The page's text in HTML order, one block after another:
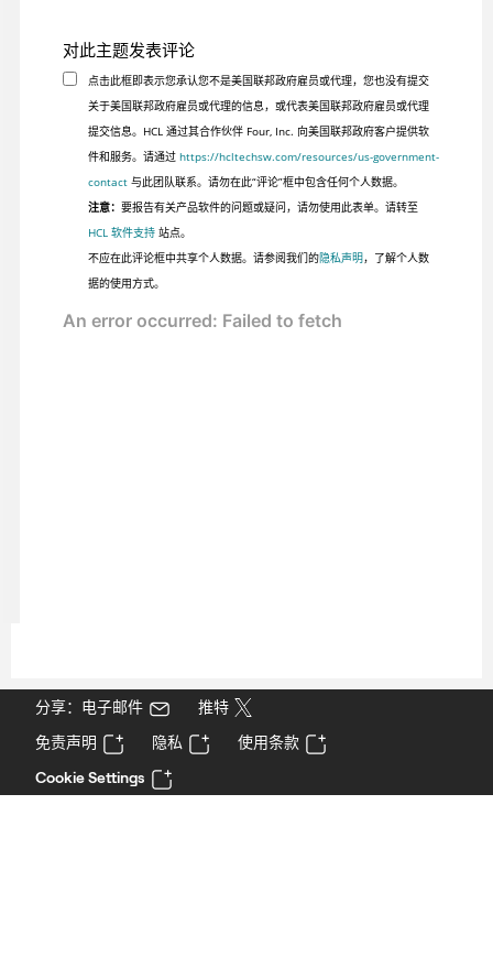
对此主题发表评论
点击此框即表示您承认您不是美国联邦政府雇员或代理，您也没有提交
关于美国联邦政府雇员或代理的信息，或代表美国联邦政府雇员或代理
提交信息。HCL 通过其合作伙伴 Four, Inc. 向美国联邦政府客户提供软
件和服务。请通过 https://hcltechsw.com/resources/us-government-
contact与此团队联系。请勿在此“评论”框中包含任何个人数据。
注意： 要报告有关产品软件的问题或疑问，请勿使用此表单。请转至
HCL 软件支持站点。
不应在此评论框中共享个人数据。请参阅我们的隐私声明，了解个人数
据的使用方式。
分享：电子邮件
推特
免责声明
隐私
使用条款
Cookie Settings